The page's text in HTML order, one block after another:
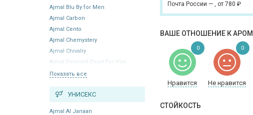
Ajmal Blu By for Men
Ajmal Carbon
Ajmal Cento
Ajmal Chemystery
Ajmal Chivalry
Ajmal Emerald Coast For Him
Показать все
УНИСЕКС
Ajmal Al Janaan
Почта России — , от 780 ₽
ВАШЕ ОТНОШЕНИЕ К
Нравится Не нравится
0 0
СТОЙКОСТЬ